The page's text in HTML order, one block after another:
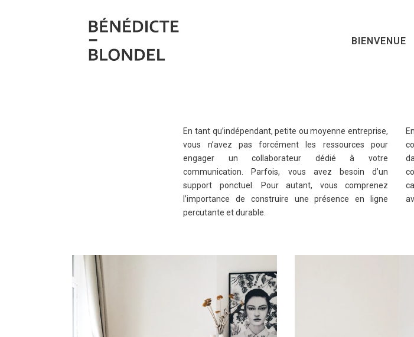
BIENVENUE
En tant qu’indépendant, petite ou moyenne entreprise,
vous n’avez pas forcément les ressources pour
engager un collaborateur dédié à votre
communication. Parfois, vous avez besoin d’un
support ponctuel. Pour autant, vous comprenez
l’importance de construire une présence en ligne
percutante et durable.